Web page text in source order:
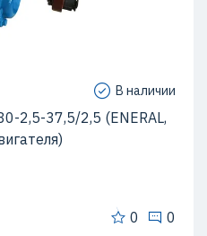
В наличии
2,5-37,5/2,5 (ENERAL,
0 0